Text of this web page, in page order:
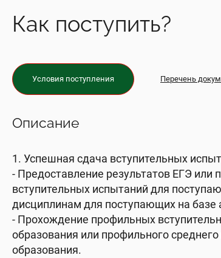
Как поступить?
Условия поступления Перечень
Описание
1. Успешная сдача вступительных
- Предоставление результатов ЕГЭ или
вступительных испытаний для
дисциплинам для поступающих на базе
- Прохождение профильных
образования или профильного
образования.